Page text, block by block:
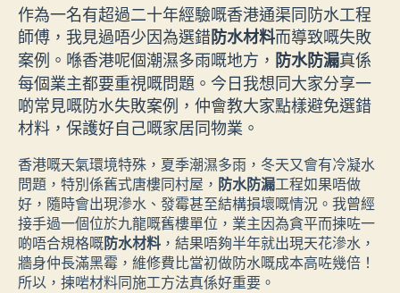
作為一名有超過二十年經驗嘅香港通渠同防水工程
師傅，我見過唔少因為選錯防水材料而導致嘅失敗
案例。喺香港呢個潮濕多雨嘅地方， 防水防漏真係
每個業主都要重視嘅問題。今日我想同大家分享一
啲常見嘅防水失敗案例，仲會教大家點樣避免選錯
材料，保護好自己嘅家居同物業。
香港嘅天氣環境特殊，夏季潮濕多雨，冬天又會有冷凝水
問題，特別係舊式唐樓同村屋， 防水防漏工程如果唔做
好，隨時會出現滲水、發霉甚至結構損壞嘅情況。我曾經
接手過一個位於九龍嘅舊樓單位，業主因為貪平而揀咗一
啲唔合規格嘅防水材料 ，結果唔夠半年就出現天花滲水，
牆身仲長滿黑霉，維修費比當初做防水嘅成本高咗幾倍！
所以，揀啱材料同施工方法真係好重要。